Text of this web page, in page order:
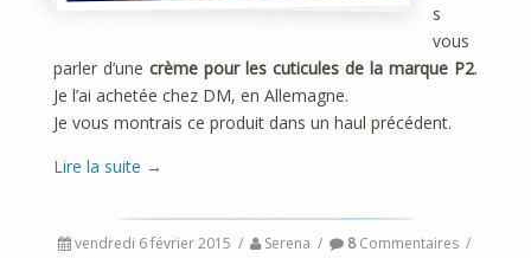
s
vous
parler d’une crème pour les cuticules de la marque P2.
Je l’ai achetée chez DM, en Allemagne.
Je vous montrais ce produit dans un haul précédent.
Lire la suite →
vendredi 6 février 2015 / Serena / 8Commentaires /